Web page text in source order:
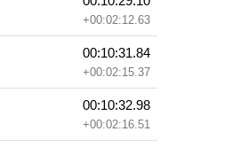
+00:02:12.63
00:10:31.84
+00:02:15.37
00:10:32.98
+00:02:16.51